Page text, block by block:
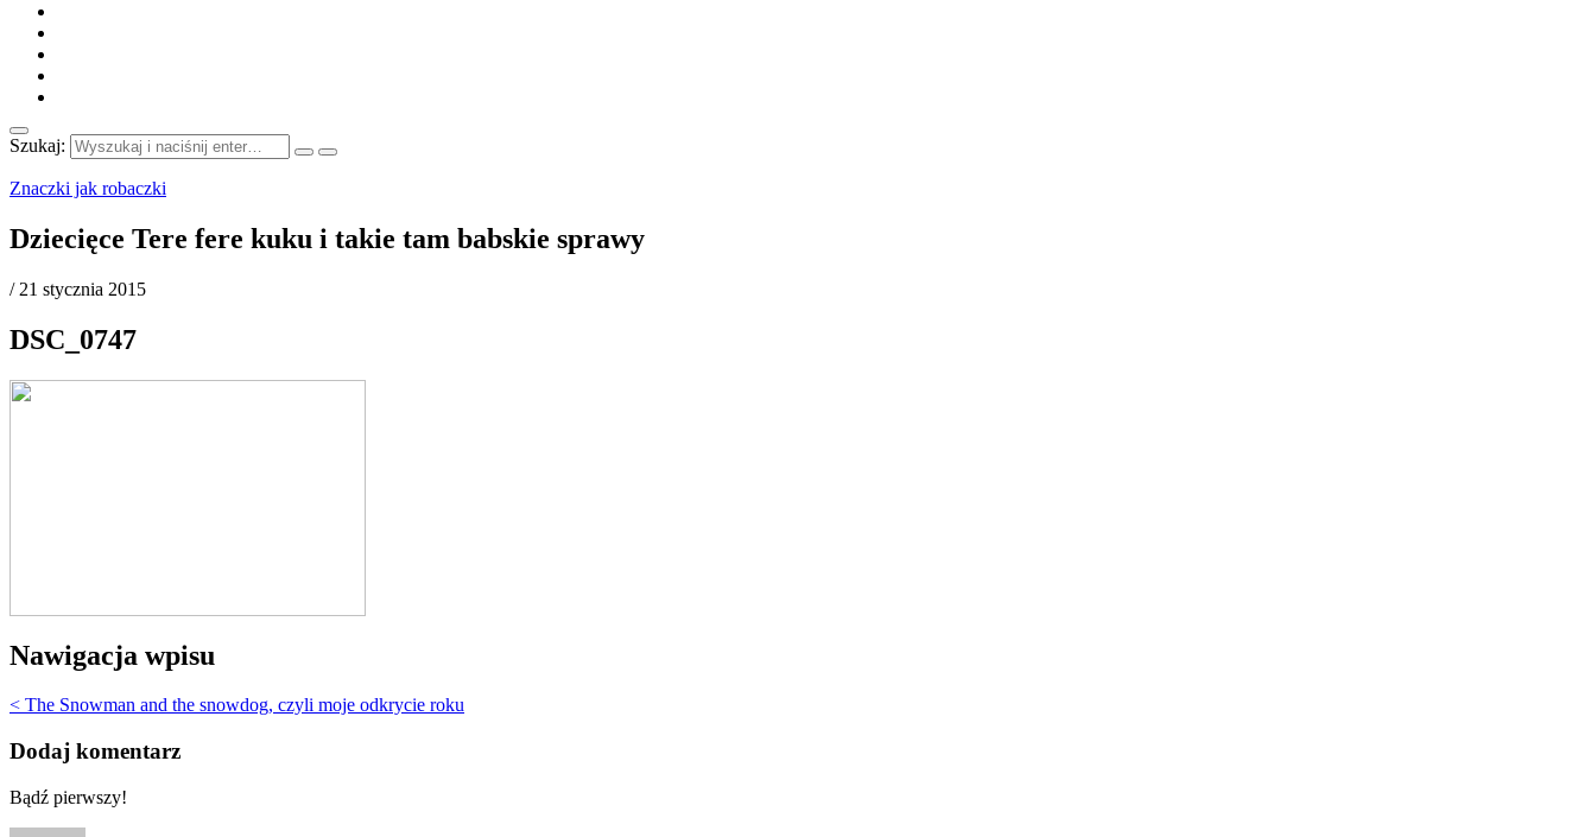
Szukaj:
Znaczki jak robaczki
Dziecięce Tere fere kuku i takie tam babskie sprawy
/ 21 stycznia 2015
DSC_0747
Nawigacja wpisu
< The Snowman and the snowdog, czyli moje odkrycie roku
Dodaj komentarz
Bądź pierwszy!